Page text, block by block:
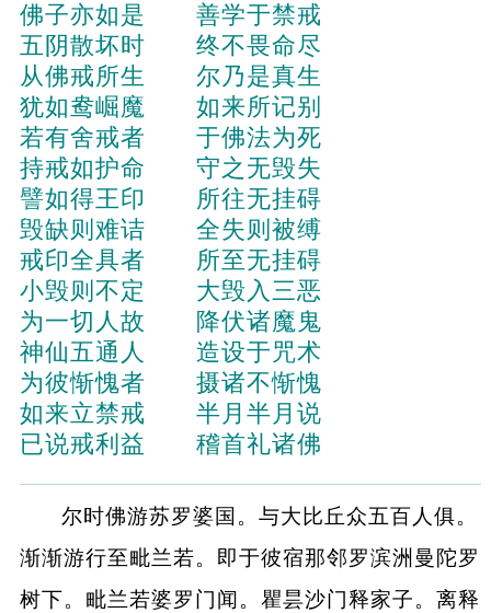
佛子亦如是 善学于禁戒
五阴散坏时 终不畏命尽
从佛戒所生 尔乃是真生
犹如鸯崛魔 如来所记别
若有舍戒者 于佛法为死
持戒如护命 守之无毁失
譬如得王印 所往无挂碍
毁缺则难诘 全失则被缚
戒印全具者 所至无挂碍
小毁则不定 大毁入三恶
为一切人故 降伏诸魔鬼
神仙五通人 造设于咒术
为彼惭愧者 摄诸不惭愧
如来立禁戒 半月半月说
已说戒利益 稽首礼诸佛
尔时佛游苏罗婆国。与大比丘众五百人俱。
渐渐游行至毗兰若。即于彼宿那邻罗滨洲曼陀罗
树下。毗兰若婆罗门闻。瞿昙沙门释家子。离释